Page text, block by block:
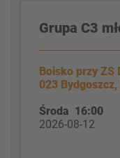
Grupa C3
Boisko przy ZS
023
Środa 16:00
2026-08-12